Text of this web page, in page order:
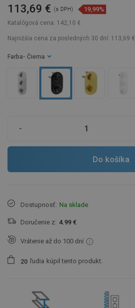
Katalógová cena: 142,10 €
113,69 € (s DPH) 19,99%
Najnižšia cena za posledných 30 dní: 113,69 €
Farba - Čierna
-
Do košíka
Dostupnosť: Na sklade
Doručenie z: 4.99 €
Vrátenie až do 100 dní
20 ľudia kúpil tento produkt.